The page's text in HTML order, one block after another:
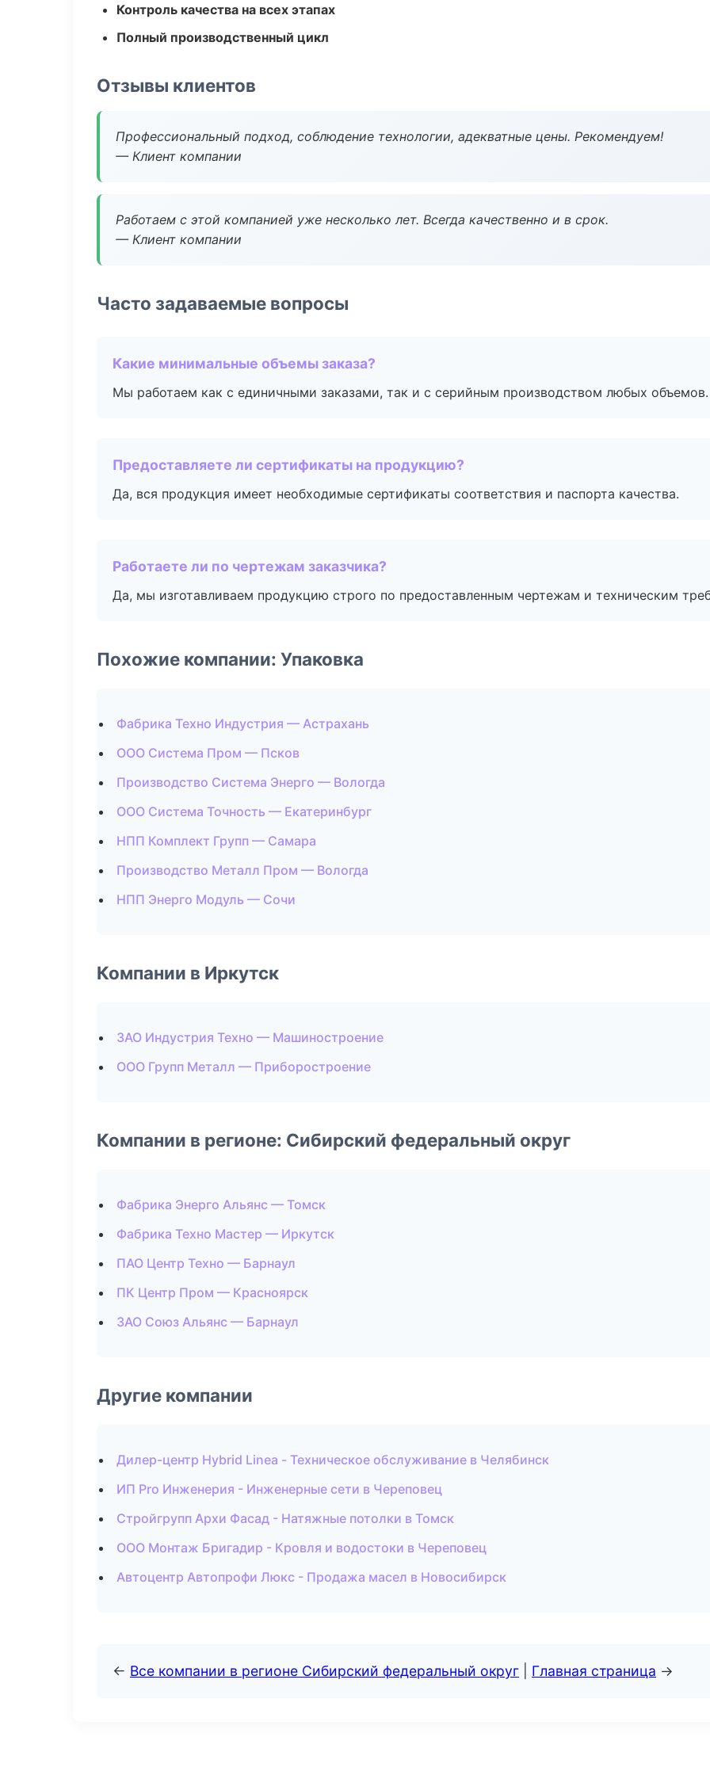
Контроль качества на всех этапах
Полный производственный цикл
Отзывы клиентов
Профессиональный подход, соблюдение технологии, адекватные цены. Рекомендуем!
— Клиент компании
Работаем с этой компанией уже несколько лет. Всегда качественно и в срок.
— Клиент компании
Часто задаваемые вопросы
Какие минимальные объемы заказа?
Мы работаем как с единичными заказами, так и с серийным производством любых объемов.
Предоставляете ли сертификаты на продукцию?
Да, вся продукция имеет необходимые сертификаты соответствия и паспорта качества.
Работаете ли по чертежам заказчика?
Да, мы изготавливаем продукцию строго по предоставленным чертежам и техническим
Похожие компании: Упаковка
Фабрика Техно Индустрия — Астрахань
ООО Система Пром — Псков
Производство Система Энерго — Вологда
ООО Система Точность — Екатеринбург
НПП Комплект Групп — Самара
Производство Металл Пром — Вологда
НПП Энерго Модуль — Сочи
Компании в Иркутск
ЗАО Индустрия Техно — Машиностроение
ООО Групп Металл — Приборостроение
Компании в регионе: Сибирский федеральный округ
Фабрика Энерго Альянс — Томск
Фабрика Техно Мастер — Иркутск
ПАО Центр Техно — Барнаул
ПК Центр Пром — Красноярск
ЗАО Союз Альянс — Барнаул
Другие компании
Дилер-центр Hybrid Linea - Техническое обслуживание в Челябинск
ИП Pro Инженерия - Инженерные сети в Череповец
Стройгрупп Архи Фасад - Натяжные потолки в Томск
ООО Монтаж Бригадир - Кровля и водостоки в Череповец
Автоцентр Автопрофи Люкс - Продажа масел в Новосибирск
← Все компании в регионе Сибирский федеральный округ Главная страница →